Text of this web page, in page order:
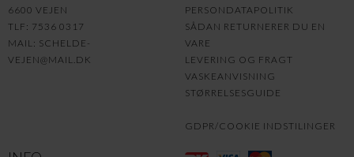
6600 VEJEN
TLF: 7536 0317
MAIL: SCHELDE-
VEJEN@MAIL.DK
PERSONDATAPOLITIK
SÅDAN RETURNERER DU EN
VARE
LEVERING OG FRAGT
VASKEANVISNING
STØRRELSESGUIDE
GDPR/COOKIE INDSTILINGER